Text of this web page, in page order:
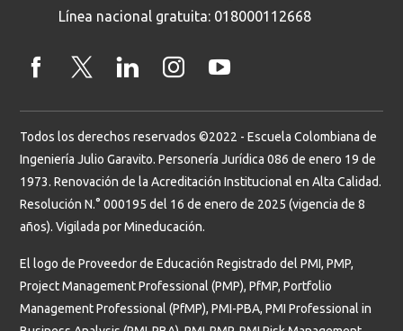
Línea nacional gratuita: 018000112668
Todos los derechos reservados ©2022 - Escuela Colombiana de
Ingeniería Julio Garavito. Personería Jurídica 086 de enero 19 de
1973. Renovación de la Acreditación Institucional en Alta Calidad.
Resolución N.° 000195 del 16 de enero de 2025 (vigencia de 8
años). Vigilada por Mineducación.
El logo de Proveedor de Educación Registrado del PMI, PMP,
Project Management Professional (PMP), PfMP, Portfolio
Management Professional (PfMP), PMI-PBA, PMI Professional in